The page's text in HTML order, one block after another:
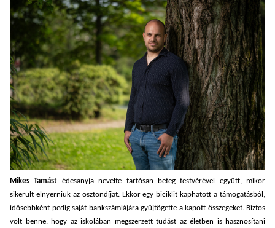
Mikes Tamást édesanyja nevelte tartósan beteg testvérével együtt, mikor
sikerült elnyerniük az ösztöndíjat. Ekkor egy biciklit kaphatott a támogatásból,
idősebbként pedig saját bankszámlájára gyűjtögette a kapott összegeket. Biztos
volt benne, hogy az iskolában megszerzett tudást az életben is hasznosítani